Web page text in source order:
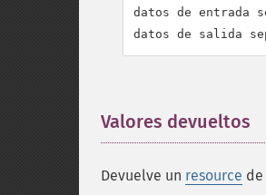
datos de entrada
datos de salida
Valores devueltos
Devuelve un resource